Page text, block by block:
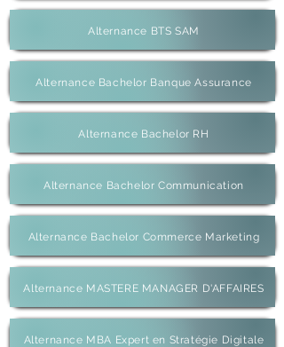
Alternance BTS SAM
Alternance Bachelor Banque Assurance
Alternance Bachelor RH
Alternance Bachelor Communication
Alternance Bachelor Commerce Marketing
Alternance MASTERE MANAGER D'AFFAIRES
Alternance MBA Expert en Stratégie Digitale